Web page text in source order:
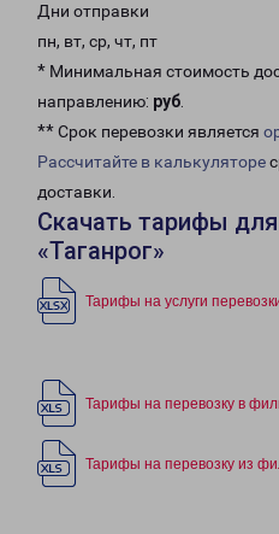
Дни отправки
пн, вт, ср, чт, пт
* Минимальная стоимость
направлению: руб.
** Срок перевозки является
Рассчитайте в калькуляторе
доставки.
Скачать тарифы
«Таганрог»
Тарифы на услуги
Тарифы на перевозку в
Тарифы на перевозку из